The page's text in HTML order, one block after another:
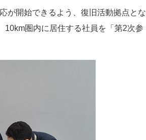
が開始できるよう、復旧活動拠点とな
10km圏内に居住する社員を「第2次参